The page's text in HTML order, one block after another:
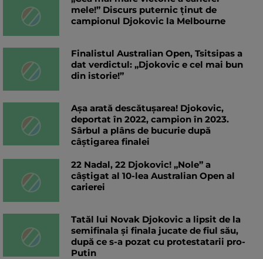
mele!” Discurs puternic ținut de
campionul Djokovic la Melbourne
Finalistul Australian Open, Tsitsipas a
dat verdictul: „Djokovic e cel mai bun
din istorie!”
Așa arată descătușarea! Djokovic,
deportat în 2022, campion în 2023.
Sârbul a plâns de bucurie după
câștigarea finalei
22 Nadal, 22 Djokovic! „Nole” a
câștigat al 10-lea Australian Open al
carierei
Tatăl lui Novak Djokovic a lipsit de la
semifinala și finala jucate de fiul său,
după ce s-a pozat cu protestatarii pro-
Putin